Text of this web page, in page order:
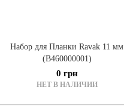
Набор для Планки Ravak 11 мм
(B460000001)
0 грн
НЕТ В НАЛИЧИИ